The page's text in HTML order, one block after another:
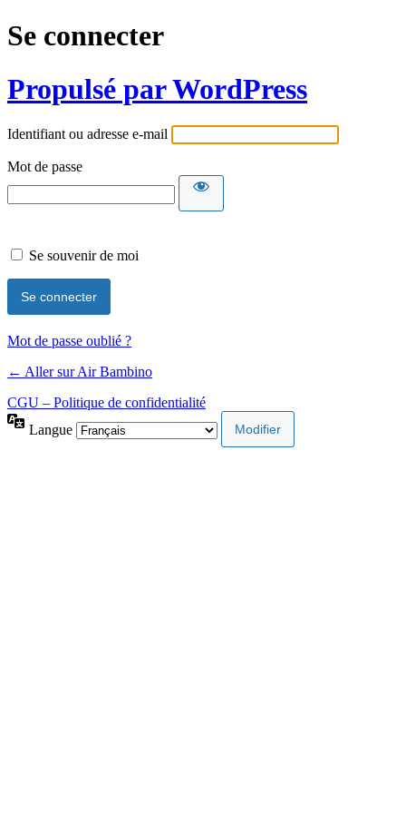
Se connecter
Propulsé par WordPress
Identifiant ou adresse e-mail
Mot de passe
Se souvenir de moi
Mot de passe oublié ?
← Aller sur Air Bambino
CGU – Politique de confidentialité
Langue